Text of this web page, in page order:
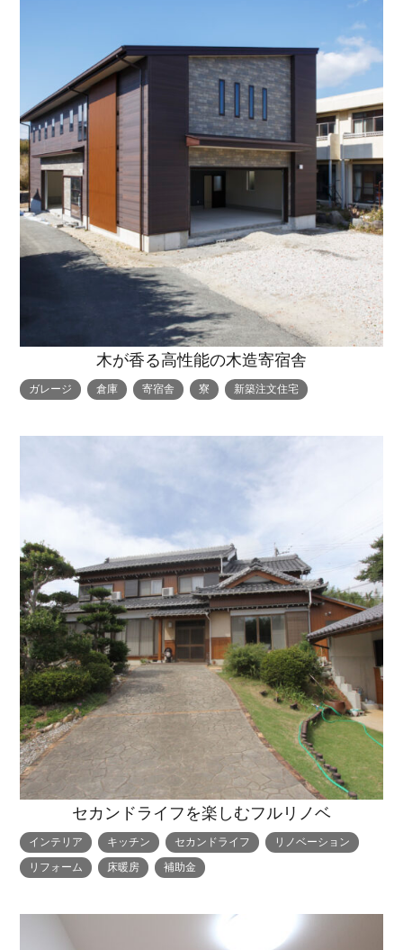
木が香る高性能の木造寄宿舎
ガレージ 倉庫 寄宿舎 寮 新築注文住宅
セカンドライフを楽しむフルリノベ
インテリア キッチン セカンドライフ
リノベーション
リフォーム
床暖房 補助金